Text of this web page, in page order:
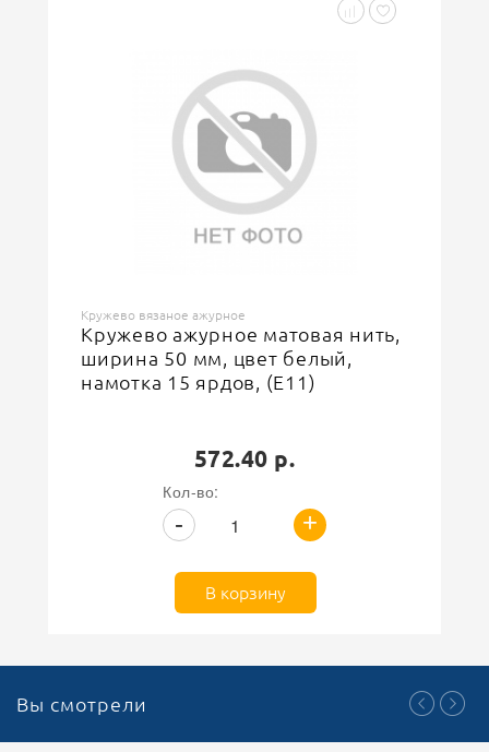
Кружево вязаное ажурное
Для женских и детских блузок, платьев, юбок, сарафанов,
фартуков, платков, домашнего текстиля
Кружево вязаное ажурное
Кружево ажурное матовая нить,
ширина 50 мм, цвет белый,
намотка 15 ярдов, (E11)
572.40 р.
Кол-во:
+
-
В корзину
Вы смотрели